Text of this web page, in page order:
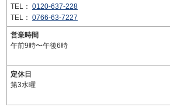
TEL： 0120-637-228
TEL： 0766-63-7227
営業時間
午前9時〜午後6時
定休日
第3水曜